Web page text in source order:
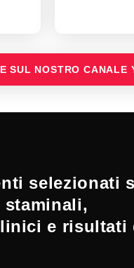
SUL NOSTRO CANALE
selezionati
e risultati